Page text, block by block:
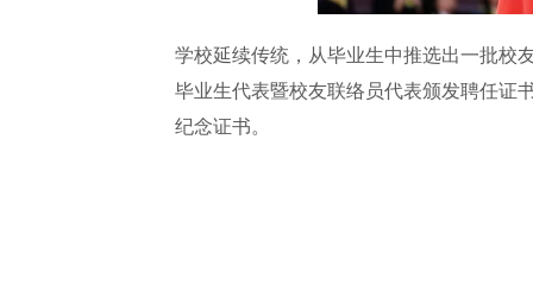
学校延续传统，从毕业生中推选出一批校
毕业生代表暨校友联络员代表颁发聘任证
纪念证书。